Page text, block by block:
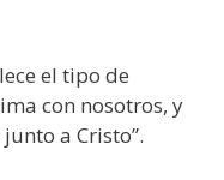
el tipo de
con nosotros, y
a Cristo”.